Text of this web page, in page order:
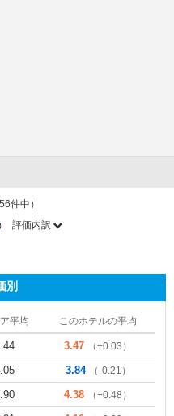
件中）
） 評価内訳
別
平均 このホテルの平均
3.47 （+0.03）
3.84 （-0.21）
4.38 （+0.48）